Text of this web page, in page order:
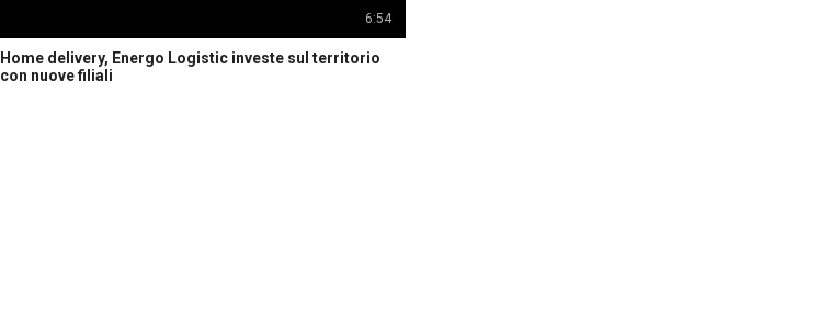
6:54
Home delivery, Energo Logistic investe sul territorio
con nuove filiali